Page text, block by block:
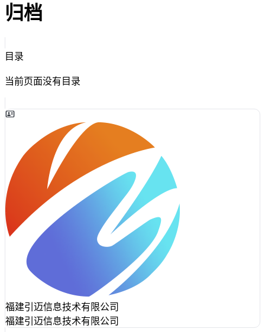
归档
目录
当前页面没有目录
福建引迈信息技术有限公司
福建引迈信息技术有限公司